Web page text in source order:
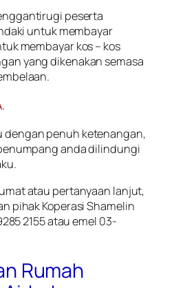
peserta
untuk membayar
membayar kos – kos
yang dikenakan semasa
dengan penuh ketenangan,
anda dilindungi
atau pertanyaan lanjut,
pihak Koperasi Shamelin
2155 atau emel 03-
Rumah